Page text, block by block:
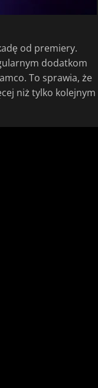
od premiery.
dodatkom
To sprawia, że
niż tylko kolejnym